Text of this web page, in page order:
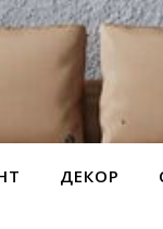
ДЕКОР